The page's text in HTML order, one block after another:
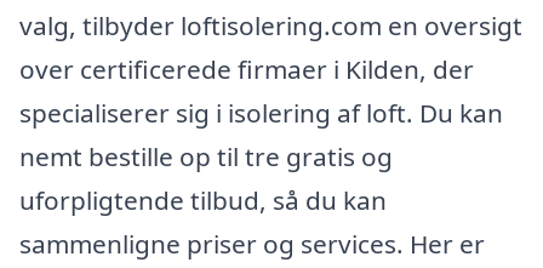
valg, tilbyder loftisolering.com en oversigt
over certificerede firmaer i Kilden, der
specialiserer sig i isolering af loft. Du kan
nemt bestille op til tre gratis og
uforpligtende tilbud, så du kan
sammenligne priser og services. Her er